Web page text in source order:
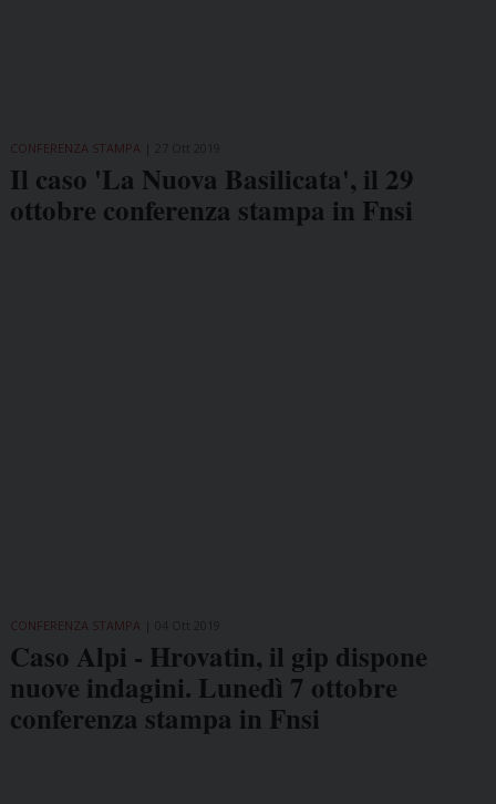
CONFERENZA STAMPA
Il caso 'La Nuova Basilicata', il 29
ottobre conferenza stampa in Fnsi
CONFERENZA STAMPA
Caso Alpi - Hrovatin, il gip dispone
nuove indagini. Lunedì 7 ottobre
conferenza stampa in Fnsi